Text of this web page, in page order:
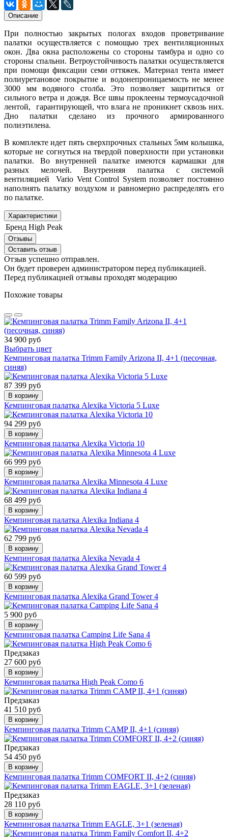
Описание
При полностью закрытых пологах входов проветривание
палатки осуществляется с помощью трех вентиляционных
окон. Два окна расположены со стороны тамбура и одно со
стороны спальни. Ветроустойчивость палатки осуществляется
при помощи фиксации семи оттяжек. Материал тента имеет
полиуретановое покрытие и водонепроницаемость не менее
3000 мм водяного столба. Это позволяет защититься от
сильного ветра и дождя. Все швы проклеены термоусадочной
лентой, гарантирующей, что влага не проникнет сквозь них.
Дно палатки сделано из прочного армированного
полиэтилена.
В комплекте идет пять сверхпрочных стальных 5мм колышка,
которые не согнуться на твердой поверхности при установки
палатки. Во внутренней палатке имеются кармашки для
разных мелочей. Внутренняя палатка с системой
вентиляцией Vario Vent Control System позволяет постоянно
наполнять палатку воздухом и равномерно распределять его
по палатке.
Характеристики
Бренд High Peak
Отзывы
Оставить отзыв
Отзыв успешно отправлен.
Он будет проверен администратором перед публикацией.
Перед публикацией отзывы проходят модерацию
Похожие товары
34 900 руб
Выбрать цвет
Кемпинговая палатка Trimm Family Arizona II, 4+1 (песочная,
синяя)
87 399 руб
В корзину
Кемпинговая палатка Alexika Victoria 5 Luxe
94 299 руб
В корзину
Кемпинговая палатка Alexika Victoria 10
66 999 руб
В корзину
Кемпинговая палатка Alexika Minnesota 4 Luxe
68 499 руб
В корзину
Кемпинговая палатка Alexika Indiana 4
62 799 руб
В корзину
Кемпинговая палатка Alexika Nevada 4
60 599 руб
В корзину
Кемпинговая палатка Alexika Grand Tower 4
5 900 руб
В корзину
Кемпинговая палатка Camping Life Sana 4
Предзаказ
27 600 руб
В корзину
Кемпинговая палатка High Peak Como 6
Предзаказ
41 510 руб
В корзину
Кемпинговая палатка Trimm CAMP II, 4+1 (синяя)
Предзаказ
54 450 руб
В корзину
Кемпинговая палатка Trimm COMFORT II, 4+2 (синяя)
Предзаказ
28 110 руб
В корзину
Кемпинговая палатка Trimm EAGLE, 3+1 (зеленая)